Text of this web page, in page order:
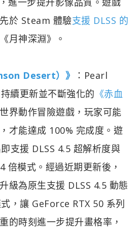
於 Steam 體驗支援 DLSS 的
月神深淵》。
Desert）》
：Pearl
續更新並不斷強化的 《赤血
界動作冒險遊戲，玩家可能
才能達成 100% 完成度。遊
支援 DLSS 4.5 超解析度與
倍模式。經過近期更新後，
級為原生支援 DLSS 4.5 動態
，讓 GeForce RTX 50 系列
的時刻進一步提升畫格率，